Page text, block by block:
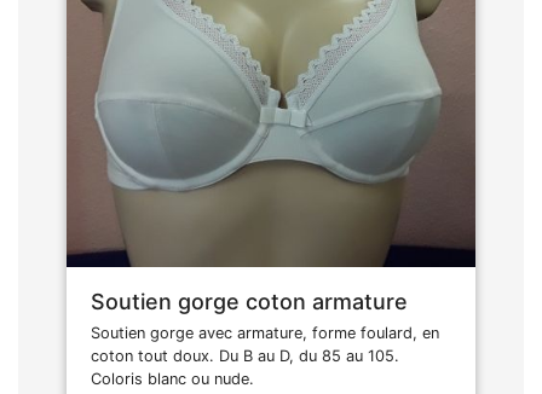
Soutien gorge coton armature
Soutien gorge avec armature, forme foulard, en
coton tout doux. Du B au D, du 85 au 105.
Coloris blanc ou nude.